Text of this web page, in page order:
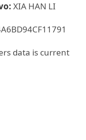
XIA HAN LI
data is current